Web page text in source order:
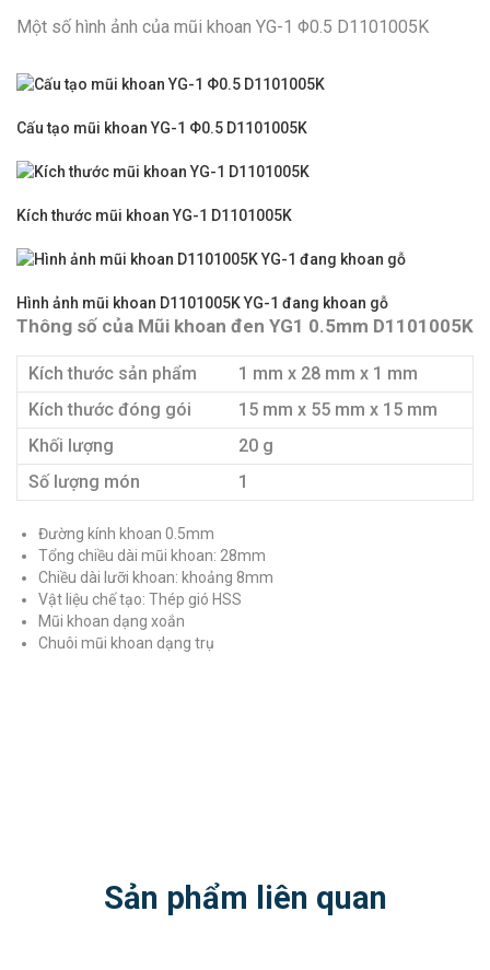
Một số hình ảnh của mũi khoan YG-1 Φ0.5 D1101005K
Cấu tạo mũi khoan YG-1 Φ0.5 D1101005K
Kích thước mũi khoan YG-1 D1101005K
Hình ảnh mũi khoan D1101005K YG-1 đang khoan gỗ
Thông số của Mũi khoan đen YG1 0.5mm D1101005K
Kích thước sản phẩm
1 mm x 28 mm x 1 mm
Kích thước đóng gói
15 mm x 55 mm x 15 mm
Khối lượng
20 g
Số lượng món
1
Đường kính khoan 0.5mm
Tổng chiều dài mũi khoan: 28mm
Chiều dài lưỡi khoan: khoảng 8mm
Vật liệu chế tạo: Thép gió HSS
Mũi khoan dạng xoắn
Chuôi mũi khoan dạng trụ
Sản phẩm liên quan